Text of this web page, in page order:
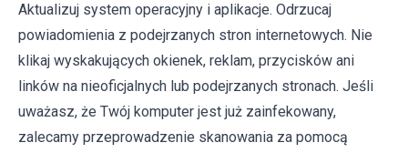
Aktualizuj system operacyjny i aplikacje. Odrzucaj
powiadomienia z podejrzanych stron internetowych. Nie
klikaj wyskakujących okienek, reklam, przycisków ani
linków na nieoficjalnych lub podejrzanych stronach. Jeśli
uważasz, że Twój komputer jest już zainfekowany,
zalecamy przeprowadzenie skanowania za pomocą